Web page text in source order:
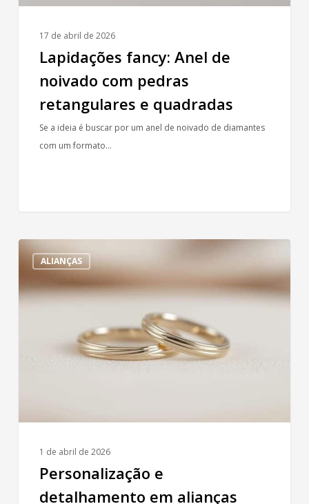
17 de abril de 2026
Lapidações fancy: Anel de
noivado com pedras
retangulares e quadradas
Se a ideia é buscar por um anel de noivado de diamantes
com um formato…
ALIANÇAS
Personalização
detalhamento
em
1 de abril de 2026
Personalização e
detalhamento em alianças